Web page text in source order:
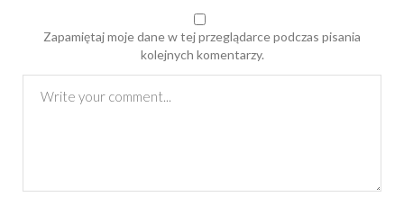
Zapamiętaj moje dane w tej przeglądarce podczas pisania
kolejnych komentarzy.